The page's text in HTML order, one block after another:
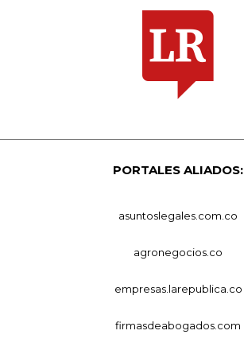
PORTALES ALIADOS:
asuntoslegales.com.co
agronegocios.co
empresas.larepublica.co
firmasdeabogados.com